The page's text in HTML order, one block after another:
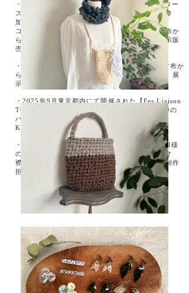
・2021年6月阪急うめだ本店様セッセクリエーター
ズアトリエにて【アップサイクルマルシェ】に参
加。
コロナ禍による生産調整により余剰となった残布か
らバッグやアクセサリーなどの作品を制作、展示販
売。
・2021年8月愛媛県watagumo舎様にて着物の古布か
らアップサイクルバッグ、アクセサリーを制作、展
示販売。
・2025年9月東京都内にて開催された【Fes Liaison
TOKYO】ライフスタイル合同展示会にて京友禅の
ハギレからかごバッグ、裂き布のシュシュ
KYOYUZENを制作、展示販売。
・2025年12月より、アパレルブランドMAGALI様
のストック生地からMAGALI様オリジナルの付け
襟、ストラップ、かごバッグのデザイン提案、制作
担当。